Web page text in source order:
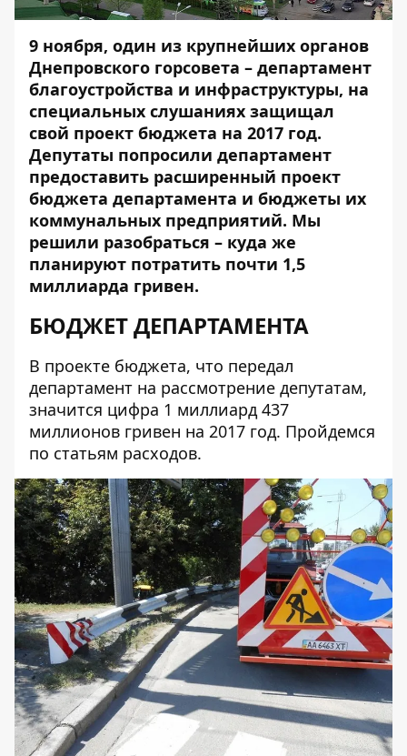
9 ноября, один из крупнейших органов
Днепровского горсовета – департамент
благоустройства и инфраструктуры, на
специальных слушаниях защищал
свой проект бюджета на 2017 год.
Депутаты попросили департамент
предоставить расширенный проект
бюджета департамента и бюджеты их
коммунальных предприятий. Мы
решили разобраться – куда же
планируют потратить почти 1,5
миллиарда гривен.
БЮДЖЕТ ДЕПАРТАМЕНТА
В проекте бюджета, что передал
департамент на рассмотрение депутатам,
значится цифра 1 миллиард 437
миллионов гривен на 2017 год. Пройдемся
по статьям расходов.